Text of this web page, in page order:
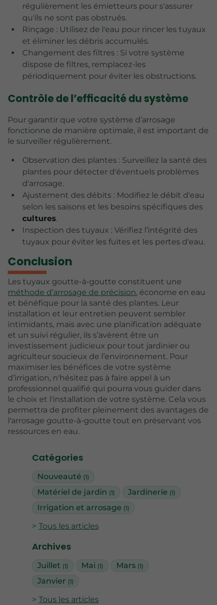
Catégories
Nouveauté (1)
Matériel de jardin (1) Jardinerie (1)
Irrigation et arrosage (1)
Tous les articles
Archives
Juillet (1) Mai (1) Mars (1)
Janvier (1)
Tous les articles
régulièrement les émietteurs pour s'assurer
qu'ils ne sont pas obstrués.
Rinçage : Utilisez de l'eau pour rincer les tuyaux
et éliminer les débris accumulés.
Changement des filtres : Si votre système
dispose de filtres, remplacez-les
périodiquement pour éviter les obstructions.
Contrôle de l’efficacité du système
Pour garantir que votre système d’arrosage
fonctionne de manière optimale, il est important de
le surveiller régulièrement.
Observation des plantes : Surveillez la santé des
plantes pour détecter d'éventuels problèmes
d'arrosage.
Ajustement des débits : Modifiez le débit d'eau
selon les saisons et les besoins spécifiques des
cultures.
Inspection des tuyaux : Vérifiez l’intégrité des
tuyaux pour éviter les fuites et les pertes d'eau.
Conclusion
Les tuyaux goutte-à-goutte constituent une
méthode d’arrosage de précision, économe en eau
et bénéfique pour la santé des plantes. Leur
installation et leur entretien peuvent sembler
intimidants, mais avec une planification adéquate
et un suivi régulier, ils s’avèrent être un
investissement judicieux pour tout jardinier ou
agriculteur soucieux de l’environnement. Pour
maximiser les bénéfices de votre système
d’irrigation, n'hésitez pas à faire appel à un
professionnel qualifié qui pourra vous guider dans
le choix et l'installation de votre système. Cela vous
permettra de profiter pleinement des avantages de
l'arrosage goutte-à-goutte tout en préservant vos
ressources en eau.